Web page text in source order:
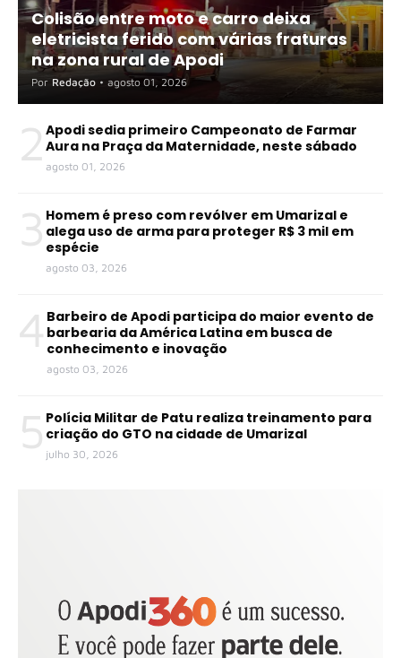
Colisão entre moto e carro deixa
eletricista ferido com várias fraturas
na zona rural de Apodi
Por Redação • agosto 01, 2026
2 Apodi sedia primeiro Campeonato de Farmar
Aura na Praça da Maternidade, neste sábado
agosto 01, 2026
3 Homem é preso com revólver em Umarizal e
alega uso de arma para proteger R$ 3 mil em
espécie
agosto 03, 2026
4 Barbeiro de Apodi participa do maior evento de
barbearia da América Latina em busca de
conhecimento e inovação
agosto 03, 2026
5 Polícia Militar de Patu realiza treinamento para
criação do GTO na cidade de Umarizal
julho 30, 2026